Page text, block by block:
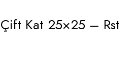
Kat 25×25 – Rst